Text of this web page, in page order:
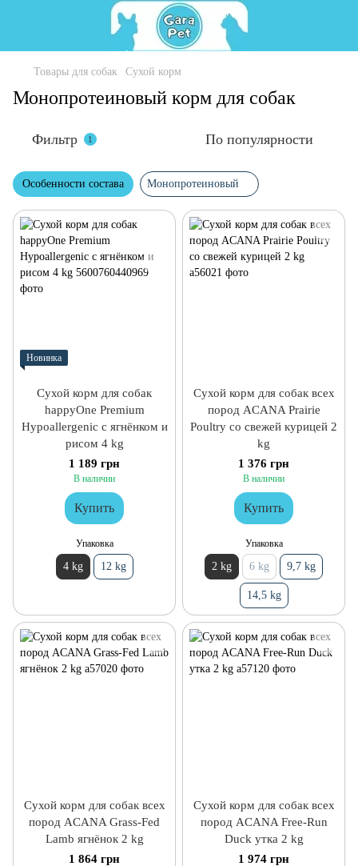
Товары для собак Сухой корм
Монопротеиновый корм для собак
Фильтр 1 По популярности
Особенности состава Монопротеиновый
Новинка
Сухой корм для собак
happyOne Premium
Hypoallergenic с ягнёнком и
рисом 4 kg
1 189 грн
В наличии
Купить
Упаковка
4 kg 12 kg
Сухой корм для собак всех
пород ACANA Prairie
Poultry со свежей курицей 2
kg
1 376 грн
В наличии
Купить
Упаковка
2 kg 6 kg 9,7 kg
14,5 kg
Сухой корм для собак всех
пород ACANA Grass-Fed
Lamb ягнёнок 2 kg
1 864 грн
Сухой корм для собак всех
пород ACANA Free-Run
Duck утка 2 kg
1 974 грн